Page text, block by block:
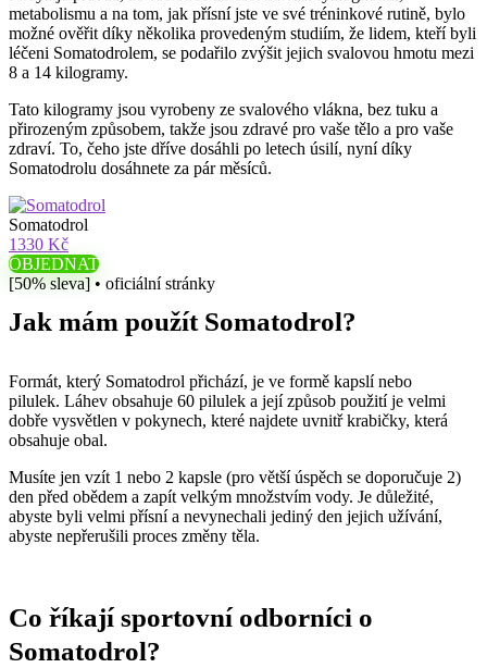
metabolismu a na tom, jak přísní jste ve své tréninkové rutině, bylo
možné ověřit díky několika provedeným studiím, že lidem, kteří byli
léčeni Somatodrolem, se podařilo zvýšit jejich svalovou hmotu mezi
8 a 14 kilogramy.
Tato kilogramy jsou vyrobeny ze svalového vlákna, bez tuku a
přirozeným způsobem, takže jsou zdravé pro vaše tělo a pro vaše
zdraví. To, čeho jste dříve dosáhli po letech úsilí, nyní díky
Somatodrolu dosáhnete za pár měsíců.
Somatodrol
1330 Kč
OBJEDNAT
[50% sleva] • oficiální stránky
Jak mám použít Somatodrol?
Formát, který Somatodrol přichází, je ve formě kapslí nebo
pilulek. Láhev obsahuje 60 pilulek a její způsob použití je velmi
dobře vysvětlen v pokynech, které najdete uvnitř krabičky, která
obsahuje obal.
Musíte jen vzít 1 nebo 2 kapsle (pro větší úspěch se doporučuje 2)
den před obědem a zapít velkým množstvím vody. Je důležité,
abyste byli velmi přísní a nevynechali jediný den jejich užívání,
abyste nepřerušili proces změny těla.
Co říkají sportovní odborníci o
Somatodrol?